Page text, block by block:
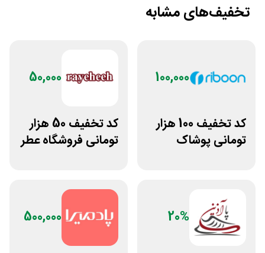
تخفیف‌های مشابه
100,000
کد تخفیف 100 هزار
تومانی پوشاک
50,000
کد تخفیف 50 هزار
تومانی فروشگاه عطر
20%
500,000